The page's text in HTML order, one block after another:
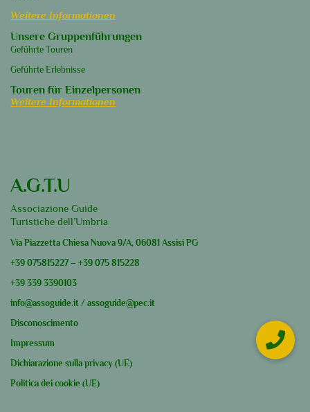
Weitere Informationen
Unsere Gruppenführungen
Geführte Touren
Geführte Erlebnisse
Touren für Einzelpersonen
Weitere Informationen
A.G.T.U
Associazione Guide
Turistiche dell’Umbria
Via Piazzetta Chiesa Nuova 9/A, 06081 Assisi PG
+39 075815227 – +39 075 815228
+39 339 3390103
info@assoguide.it / assoguide@pec.it
Disconoscimento
Impressum
Dichiarazione sulla privacy (UE)
Politica dei cookie (UE)